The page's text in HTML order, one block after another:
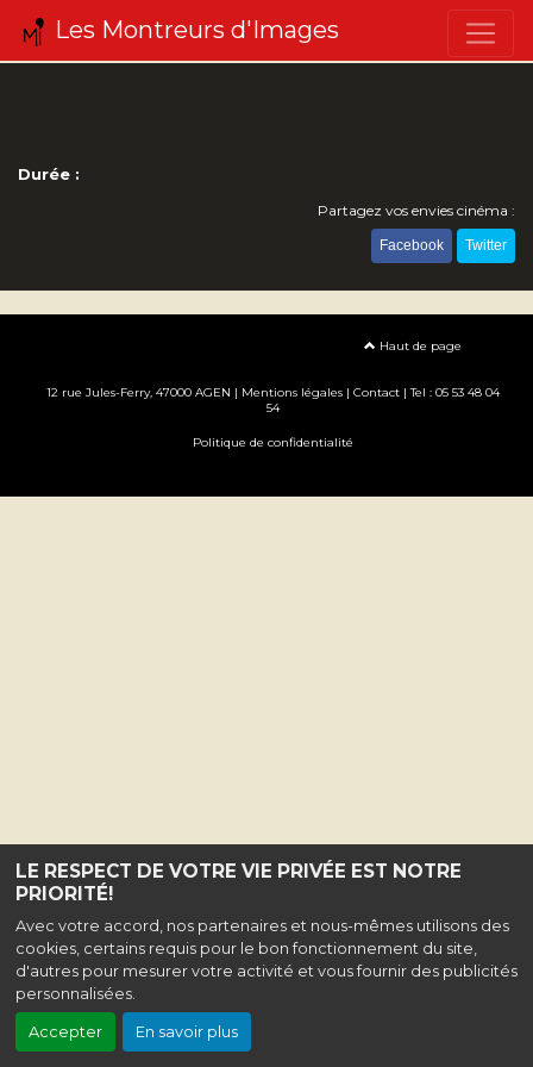
LE RESPECT DE VOTRE VIE PRIVÉE EST NOTRE
PRIORITÉ!
Avec votre accord, nos partenaires et nous-mêmes utilisons des
cookies, certains requis pour le bon fonctionnement du site,
d'autres pour mesurer votre activité et vous fournir des publicités
personnalisées.
Accepter En savoir plus
Les Montreurs d'Images
Durée :
Partagez vos envies cinéma :
Facebook Twitter
Haut de page
12 rue Jules-Ferry, 47000 AGEN | Mentions légales| Contact| Tel : 05 53 48 04
54
Politique de confidentialité